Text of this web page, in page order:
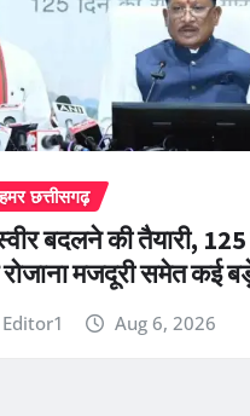
हमर छत्तीसगढ़
बदलने की तैयारी, 125
मजदूरी समेत कई
Aug 6, 2026